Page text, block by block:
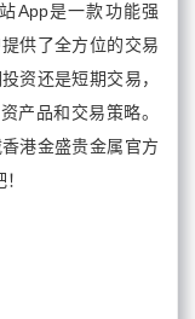
App是一款功能强
供了全方位的交易
资还是短期交易，
产品和交易策略。
港金盛贵金属官方